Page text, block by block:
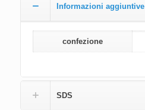
Informazioni aggiuntive
confezione
SDS